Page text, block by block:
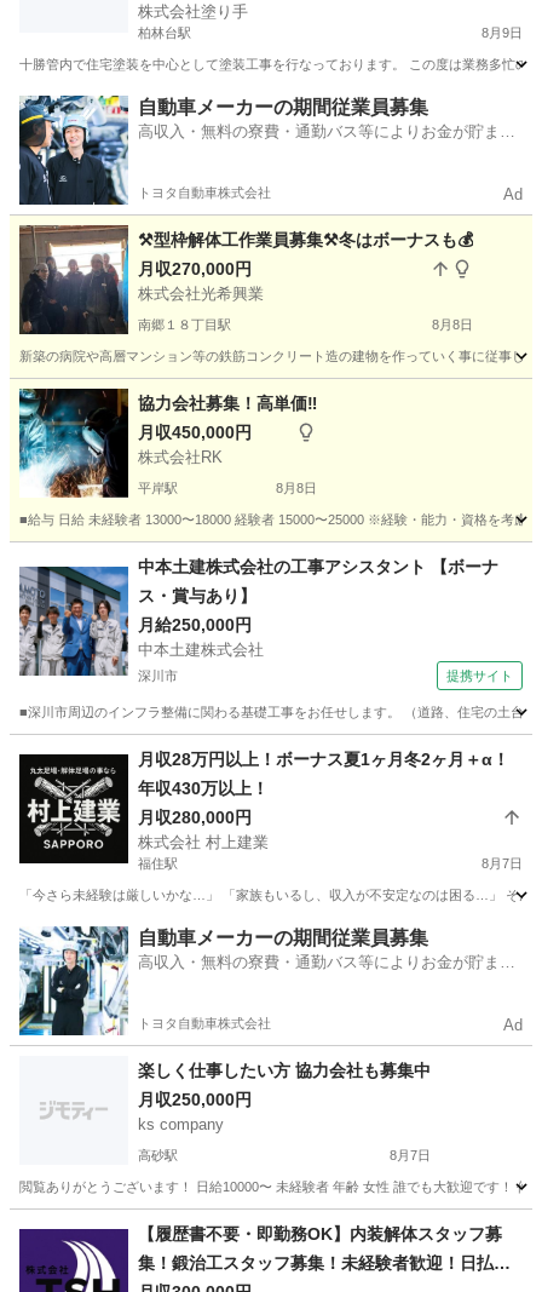
株式会社塗り手
柏林台駅 8月9日
十勝管内で住宅塗装を中心として塗装工事を行なっております。 この度は業務多忙
北海道 河東郡 柏林台駅 その他 業務
自動車メーカーの期間従業員募集
高収入・無料の寮費・通勤バス等によりお金が貯まり
トヨタ自動車株式会社 Ad
⚒️型枠解体工作業員募集⚒️冬はボーナスも💰️
月収270,000円
株式会社光希興業
南郷１８丁目駅 8月8日
新築の病院や高層マンション等の鉄筋コンクリート造の建物を作っていく事に従事
北海道 札幌市 南郷１８丁目駅 大工
協力会社募集！高単価‼︎
月収450,000円
株式会社RK
平岸駅 8月8日
■給与 日給 未経験者 13000〜18000 経験者 15000〜25000 ※経験・能力・資格を考慮
平岸駅 土木 協力会社
中本土建株式会社の工事アシスタント 【ボーナ
ス・賞与あり】
月給250,000円
中本土建株式会社
深川市 提携サイト
■深川市周辺のインフラ整備に関わる基礎工事をお任せします。 （道路、住宅の土台
施工管理
月収28万円以上！ボーナス夏1ヶ月冬2ヶ月＋α！
年収430万以上！
月収280,000円
株式会社 村上建業
福住駅 8月7日
「今さら未経験は厳しいかな…」 「家族もいるし、収入が不安定なのは困る…」 そ
北海道 札幌市 福住駅 鳶職 足場
自動車メーカーの期間従業員募集
高収入・無料の寮費・通勤バス等によりお金が貯まり
トヨタ自動車株式会社 Ad
楽しく仕事したい方 協力会社も募集中
月収250,000円
ks company
高砂駅 8月7日
閲覧ありがとうございます！ 日給10000〜 未経験者 年齢 女性 誰でも大歓迎です！
高砂駅 その他 建設業
【履歴書不要・即勤務OK】内装解体スタッフ募
集！鍛治工スタッフ募集！未経験者歓迎！日払